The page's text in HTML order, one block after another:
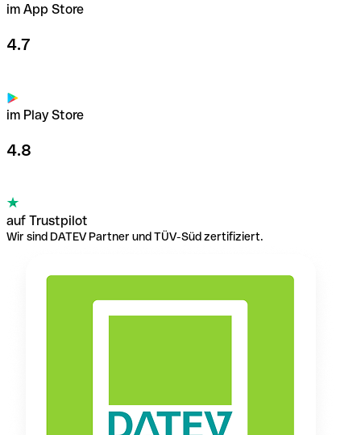
im App Store
4.7
im Play Store
4.8
auf Trustpilot
Wir sind DATEV Partner und TÜV-Süd zertifiziert.